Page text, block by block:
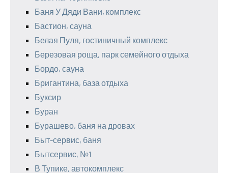
Баня У Дяди Вани, комплекс
Бастион, сауна
Белая Пуля, гостиничный комплекс
Березовая роща, парк семейного отдыха
Бордо, сауна
Бригантина, база отдыха
Буксир
Буран
Бурашево, баня на дровах
Быт-сервис, баня
Бытсервис, №1
В Тупике, автокомплекс